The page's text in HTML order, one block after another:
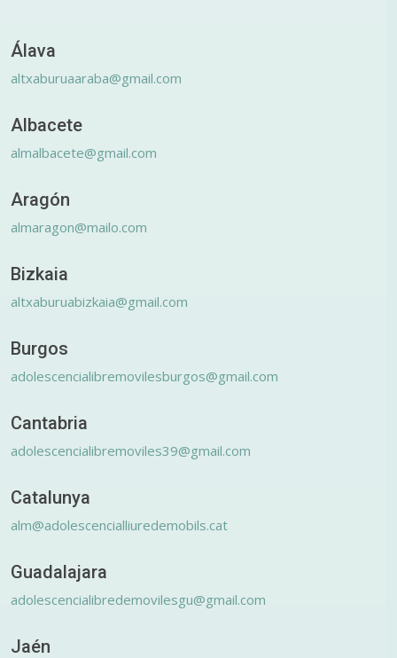
Álava
altxaburuaaraba@gmail.com
Albacete
almalbacete@gmail.com
Aragón
almaragon@mailo.com
Bizkaia
altxaburuabizkaia@gmail.com
Burgos
adolescencialibremovilesburgos@gmail.com
Cantabria
adolescencialibremoviles39@gmail.com
Catalunya
alm@adolescencialliuredemobils.cat
Guadalajara
adolescencialibredemovilesgu@gmail.com
Jaén